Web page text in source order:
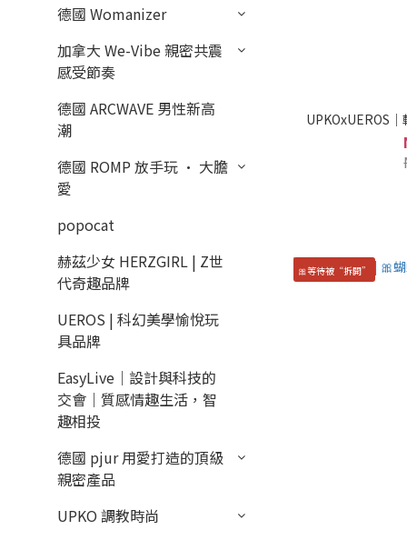
德國 Womanizer
加拿大 We-Vibe 親密共震
感受節奏
德國 ARCWAVE 男性新高
潮
德國 ROMP 放手玩 · 大膽
愛
popocat
赫茲少女 HERZGIRL | Z世
代奇趣品牌
UEROS | 科幻美學愉悅玩
具品牌
EasyLive｜設計與科技的
交會｜質感情趣生活，智
趣相投
德國 pjur 用愛打造的頂級
親密產品
UPKO 調教時尚
UPKOxUEROS
🎀等待被“拆開”